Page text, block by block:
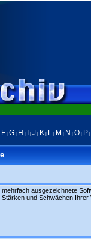
F G H J K L M N O P
mehrfach ausgezeichnete
Stärken und Schwächen Ihrer